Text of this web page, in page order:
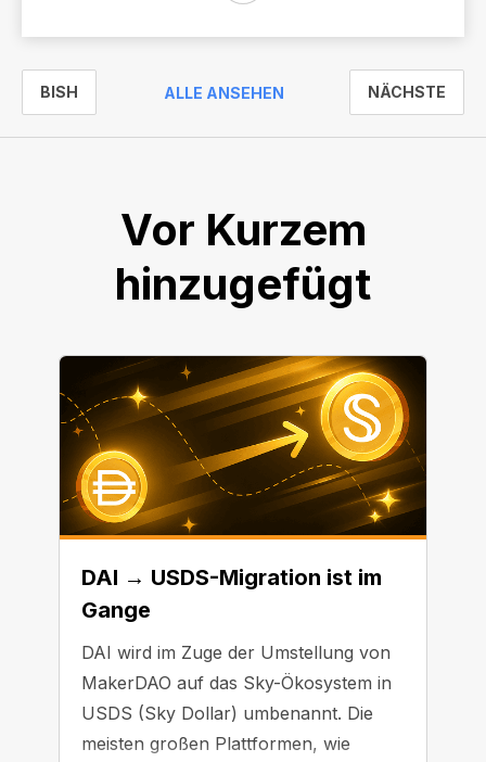
BISH ALLE ANSEHEN NÄCHSTE
Vor Kurzem
hinzugefügt
DAI → USDS-Migration ist im
Gange
DAI wird im Zuge der Umstellung von
MakerDAO auf das Sky-Ökosystem in
USDS (Sky Dollar) umbenannt. Die
meisten großen Plattformen, wie